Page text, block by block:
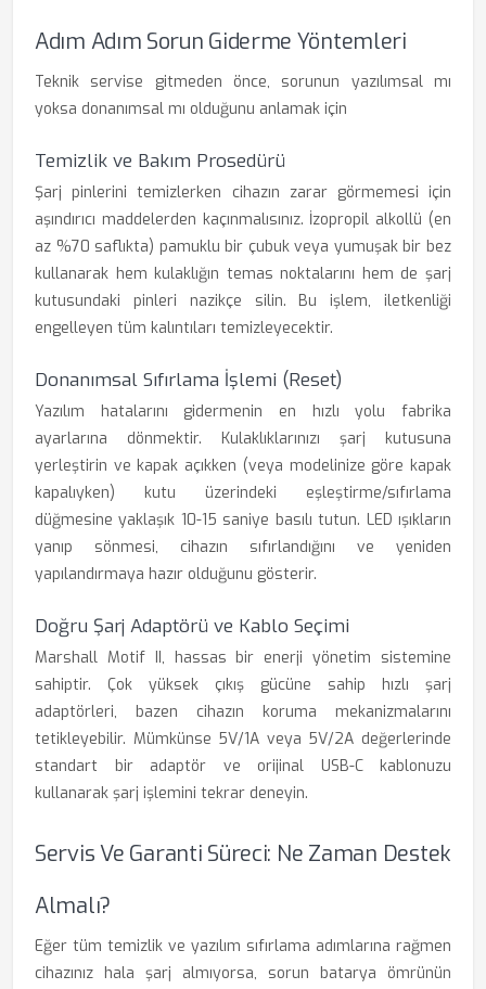
Adım Adım Sorun Giderme Yöntemleri
Teknik servise gitmeden önce, sorunun yazılımsal mı
yoksa donanımsal mı olduğunu anlamak için
Temizlik ve Bakım Prosedürü
Şarj pinlerini temizlerken cihazın zarar görmemesi için
aşındırıcı maddelerden kaçınmalısınız. İzopropil alkollü (en
az %70 saflıkta) pamuklu bir çubuk veya yumuşak bir bez
kullanarak hem kulaklığın temas noktalarını hem de şarj
kutusundaki pinleri nazikçe silin. Bu işlem, iletkenliği
engelleyen tüm kalıntıları temizleyecektir.
Donanımsal Sıfırlama İşlemi (Reset)
Yazılım hatalarını gidermenin en hızlı yolu fabrika
ayarlarına dönmektir. Kulaklıklarınızı şarj kutusuna
yerleştirin ve kapak açıkken (veya modelinize göre kapak
kapalıyken) kutu üzerindeki eşleştirme/sıfırlama
düğmesine yaklaşık 10-15 saniye basılı tutun. LED ışıkların
yanıp sönmesi, cihazın sıfırlandığını ve yeniden
yapılandırmaya hazır olduğunu gösterir.
Doğru Şarj Adaptörü ve Kablo Seçimi
Marshall Motif II, hassas bir enerji yönetim sistemine
sahiptir. Çok yüksek çıkış gücüne sahip hızlı şarj
adaptörleri, bazen cihazın koruma mekanizmalarını
tetikleyebilir. Mümkünse 5V/1A veya 5V/2A değerlerinde
standart bir adaptör ve orijinal USB-C kablonuzu
kullanarak şarj işlemini tekrar deneyin.
Servis Ve Garanti Süreci: Ne Zaman Destek
Almalı?
Eğer tüm temizlik ve yazılım sıfırlama adımlarına rağmen
cihazınız hala şarj almıyorsa, sorun batarya ömrünün